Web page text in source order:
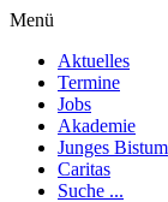
Menü
Aktuelles
Termine
Jobs
Akademie
Junges Bistum
Caritas
Suche ...